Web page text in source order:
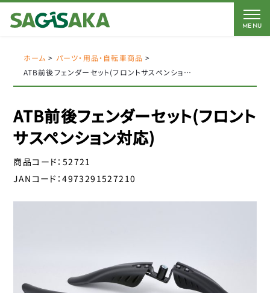
MENU
CATEGORY
自転車
キッズパーツ
電動アシスト車パーツ
BRAND
FORCE
AMERICAN EAGLE
Coleman
J&C
YSD
アイデス
アラデン
オージーケー技研
カナック企画
BICYCLE
Coleman
AMERICAN EAGLE
サギサカオリジナル
こげーる
ホーム > パーツ・用品・自転車商品 >
ATB前後フェンダーセット(フロントサスペンション対応)
ATB前後フェンダーセット(フロント
サスペンション対応)
商品コード： 52721
JANコード：4973291527210